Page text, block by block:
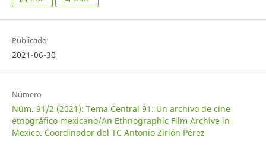
Publicado
2021-06-30
Número
Núm. 91/2 (2021): Tema Central 91: Un archivo de cine
etnográfico mexicano/An Ethnographic Film Archive in
Mexico. Coordinador del TC Antonio Zirión Pérez